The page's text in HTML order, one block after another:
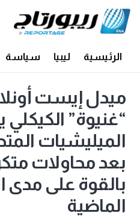
الرئيسية ليبيا سياسة
ميدل إيست
“غنيوة” الكيكلي
الميليشيات
بعد محاولات
بالقوة على مدى
الماضية